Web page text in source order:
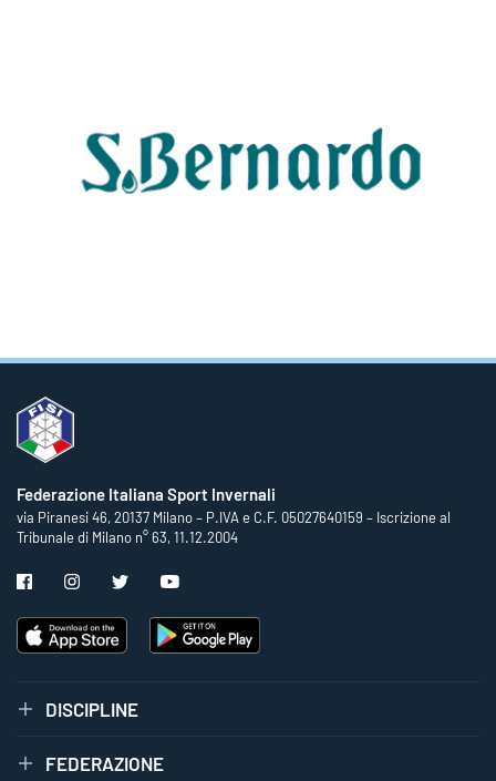
Federazione Italiana Sport Invernali
via Piranesi 46, 20137 Milano – P.IVA e C.F. 05027640159 – Iscrizione al
Tribunale di Milano n° 63, 11.12.2004
DISCIPLINE
FEDERAZIONE